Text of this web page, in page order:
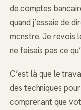
de comptes
quand j’essaie de
monstre. Je revois
ne faisais pas ce
C’est là que le
des techniques
comprenant que